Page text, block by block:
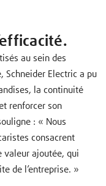
au sein des
Schneider Electric a pu
la continuité
renforcer son
: « Nous
consacrent
valeur ajoutée, qui
de l’entreprise. »